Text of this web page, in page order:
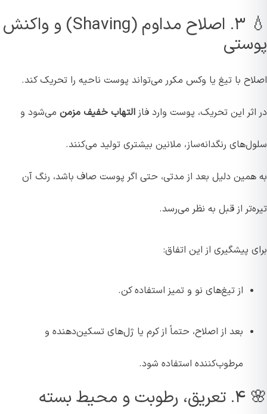
💧 ۳. اصلاح مداوم (Shaving) و واکنش
پوستی
اصلاح با تیغ یا وکس مکرر می‌تواند پوست ناحیه را تحریک کند.
در اثر این تحریک، پوست وارد فاز التهاب خفیف مزمن می‌شود و
سلول‌های رنگدانه‌ساز، ملانین بیشتری تولید می‌کنند.
به همین دلیل بعد از مدتی، حتی اگر پوست صاف باشد، رنگ آن
تیره‌تر از قبل به نظر می‌رسد.
برای پیشگیری از این اتفاق:
از تیغ‌های نو و تمیز استفاده کن.
بعد از اصلاح، حتماً از کرم یا ژل‌های تسکین‌دهنده و
مرطوب‌کننده استفاده شود.
🌸 ۴. تعریق، رطوبت و محیط بسته